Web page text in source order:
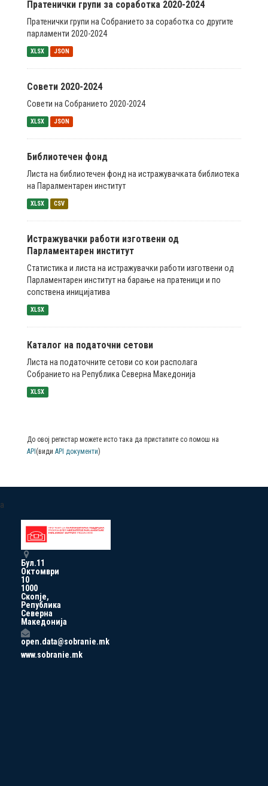
Пратенички групи за соработка 2020-2024
Пратенички групи на Собранието за соработка со другите
парламенти 2020-2024
XLSX JSON
Совети 2020-2024
Совети на Собранието 2020-2024
XLSX JSON
Библиотечен фонд
Листа на библиотечен фонд на истражувачката библиотека
на Паралментарен институт
XLSX CSV
Истражувачки работи изготвени од
Парламентарен институт
Статистика и листа на истражувачки работи изготвени од
Парламентарен институт на барање на пратеници и по
сопствена иницијатива
XLSX
Каталог на податочни сетови
Листа на податочните сетови со кои располага
Собранието на Република Северна Македонија
XLSX
До овој регистар можете исто така да пристапите со помош на
API (види API документи)
a
Бул.11
Октомври
10
1000
Скопје,
Република
Северна
Македонија
open.data@sobranie.mk
www.sobranie.mk